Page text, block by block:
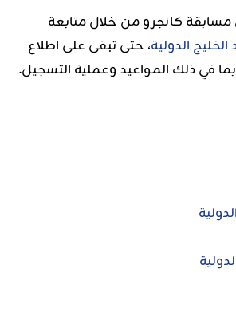
كانجرو من خلال متابعة
الدولية، حتى تبقى على اطلاع
بما في ذلك المواعيد وعملية التسجيل.